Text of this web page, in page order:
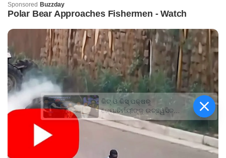
କିଟ୍‍ ଓ କିସ୍‍ ପକ୍ଷରୁ
ଜ୍ୟୋତିର୍ମୟୀଙ୍କୁ ଉଚ୍ଛ୍ୱସିତ
ସମ୍ବର୍ଦ୍ଧନା; ୫ଲକ୍ଷ ଟଙ୍କାର
ପ୍ରୋତ୍ସାହନ ରାଶି ପ୍ରଦାନ